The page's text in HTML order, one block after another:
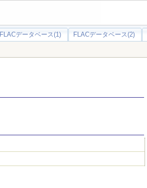
FLACデータベース(1) FLACデータベース(2)